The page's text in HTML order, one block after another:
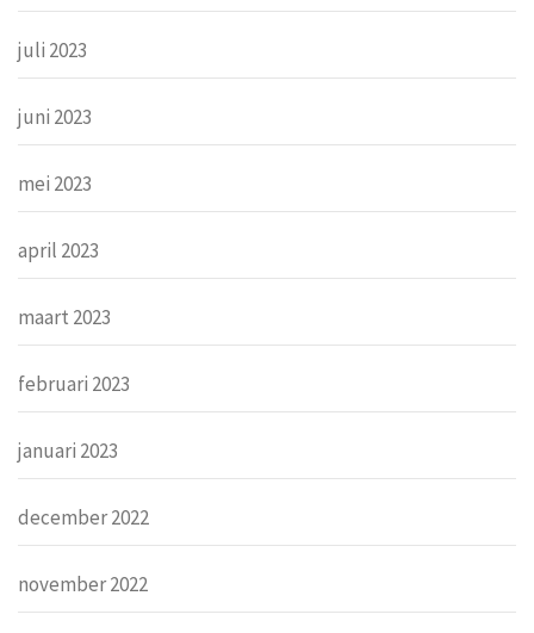
juli 2023
juni 2023
mei 2023
april 2023
maart 2023
februari 2023
januari 2023
december 2022
november 2022